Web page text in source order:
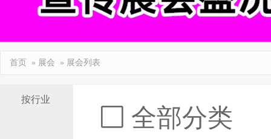
首页 » 展会 » 展会列表
按行业
全部分类